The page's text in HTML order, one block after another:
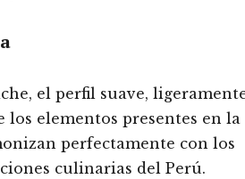
el perfil suave,
elementos presentes en la
perfectamente con los
culinarias del Perú.